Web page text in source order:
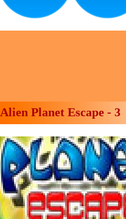
Alien Planet Escape - 3